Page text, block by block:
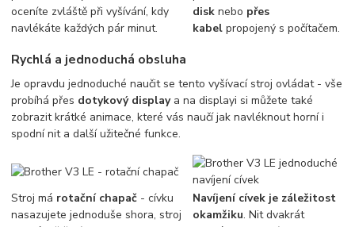
oceníte zvláště při vyšívání, kdy
navlékáte každých pár minut.
disknebo přes
kabelpropojený s počítačem.
Rychlá a jednoduchá obsluha
Je opravdu jednoduché naučit se tento vyšívací stroj ovládat - vše
probíhá přes dotykový displaya na displayi si můžete také
zobrazit krátké animace, které vás naučí jak navléknout horní i
spodní nit a další užitečné funkce.
Stroj má rotační chapač - cívku
nasazujete jednoduše shora, stroj
Navíjení cívek je záležitost
okamžiku. Nit dvakrát